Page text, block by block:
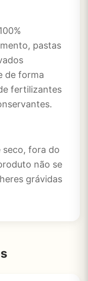
pastas
de forma
fertilizantes
seco, fora do
não se
grávidas